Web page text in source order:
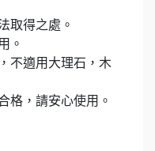
取得之處。
。
不適用大理石，木
格，請安心使用。